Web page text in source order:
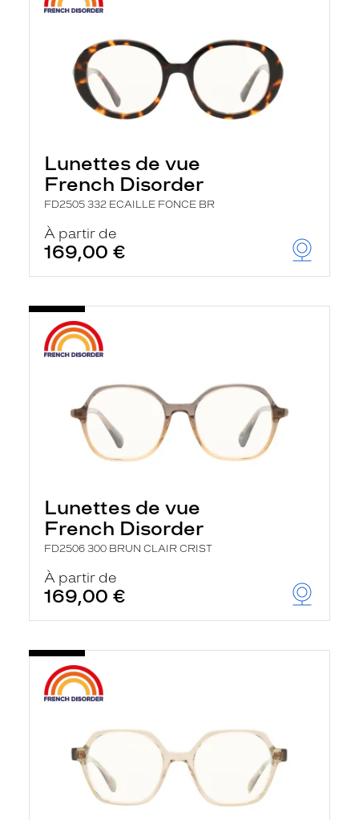
Lunettes de vue
French Disorder
FD2505 332 ECAILLE FONCE BR
À partir de
169,00 €
Lunettes de vue
French Disorder
FD2506 300 BRUN CLAIR CRIST
À partir de
169,00 €